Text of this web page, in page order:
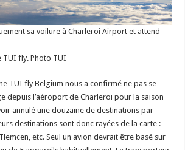
sa voilure à Charleroi Airport et attend
TUI fly. Photo TUI
TUI fly Belgium nous a confirmé ne pas se
depuis l’aéroport de Charleroi pour la saison
annulé une douzaine de destinations par
destinations sont donc rayées de la carte :
etc. Seul un avion devrait être basé sur